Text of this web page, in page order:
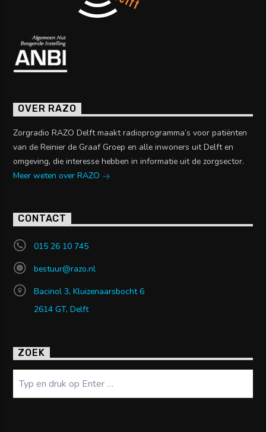
OVER RAZO
Zorgradio RAZO Delft maakt radioprogramma’s voor patiënten
van de Reinier de Graaf Groep en alle inwoners uit Delft en
omgeving, die interesse hebben in informatie uit de zorgsector.
Meer weten over RAZO
CONTACT
015 26 10 745
bestuur@razo.nl
Bacinol 3, Kluizenaarsbocht 6
2614 GT, Delft
ZOEK